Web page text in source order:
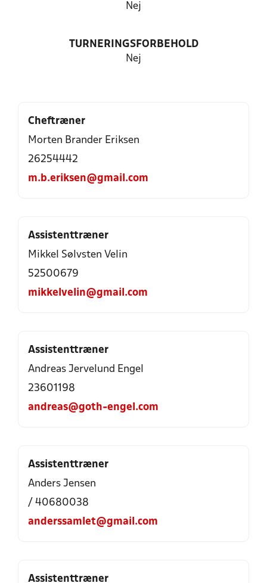
Nej
TURNERINGSFORBEHOLD
Nej
Cheftræner
Morten Brander Eriksen
26254442
m.b.eriksen@gmail.com
Assistenttræner
Mikkel Sølvsten Velin
52500679
mikkelvelin@gmail.com
Assistenttræner
Andreas Jervelund Engel
23601198
andreas@goth-engel.com
Assistenttræner
Anders Jensen
/ 40680038
anderssamlet@gmail.com
Assistenttræner